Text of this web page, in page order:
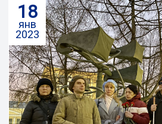
18
янв
2023